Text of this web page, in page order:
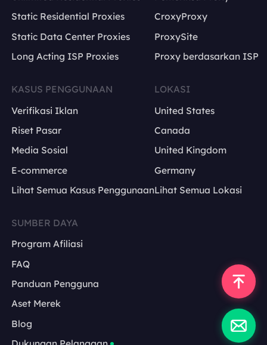
Static Residential Proxies
Static Data Center Proxies
Long Acting ISP Proxies
CroxyProxy
ProxySite
Proxy berdasarkan ISP
KASUS PENGGUNAAN
Verifikasi Iklan
Riset Pasar
Media Sosial
E-commerce
Lihat Semua Kasus Penggunaan
LOKASI
United States
Canada
United Kingdom
Germany
Lihat Semua Lokasi
SUMBER DAYA
Program Afiliasi
FAQ
Panduan Pengguna
Aset Merek
Blog